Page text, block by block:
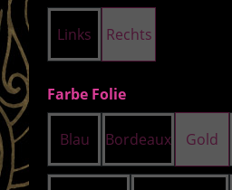
Links Rechts
Farbe Folieauswählen
Blau Bordeaux Gold